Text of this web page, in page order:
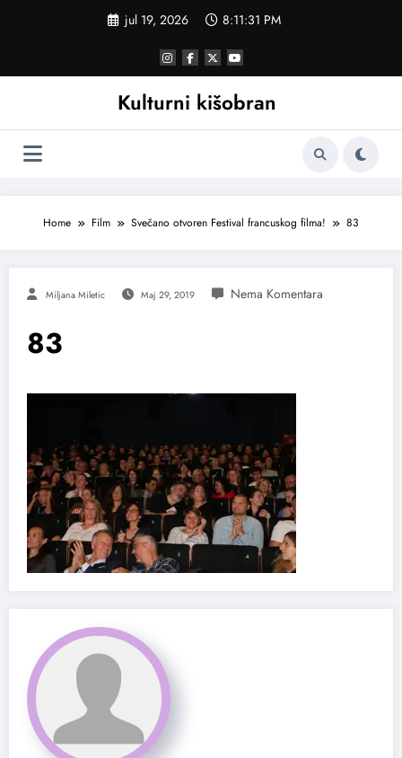
jul 19, 2026 8:11:31 PM
Kulturni kišobran
Home Film Svečano otvoren Festival francuskog filma! 83
Miljana Miletic Maj 29, 2019
83